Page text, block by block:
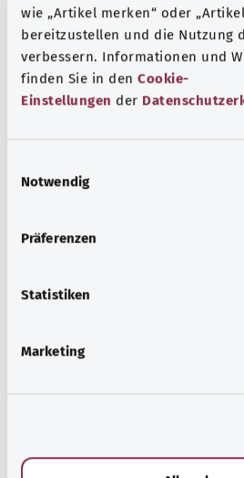
wie „Artikel merken“ oder
bereitzustellen und die Nutzung
verbessern. Informationen und
finden Sie in den Cookie-
Einstellungen der
Notwendig
Präferenzen
Statistiken
Marketing
Her yara hızlı iyileşmez. Bazıları
sürekli olarak tekrar açılır.
denilir.